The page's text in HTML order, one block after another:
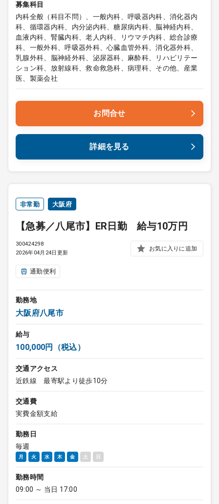
募集科目
内科全般（科目不問）、一般内科、呼吸器内科、消化器内
科、循環器内科、内分泌内科、糖尿病内科、脳神経内科、
血液内科、腎臓内科、老人内科、リウマチ内科、総合診療
科、一般外科、呼吸器外科、心臓血管外科、消化器外科、
乳腺外科、脳神経外科、泌尿器科、麻酔科、リハビリテー
ション科、放射線科、救命救急科、病理科、その他、産業
医、製薬会社
お問合せ
詳細を見る
非常勤 大阪府
【急募／八尾市】ER日勤 給与10万円
300424298
2026年04月24日更新
お気に入りに追加
通勤便利
勤務地
大阪府八尾市
給与
100,000円（税込）
交通アクセス
近鉄線 最寄駅より徒歩10分
交通費
実費金額支給
勤務日
毎週
月 火 水 木 金 土 日
勤務時間
09:00 ～ 当日 17:00